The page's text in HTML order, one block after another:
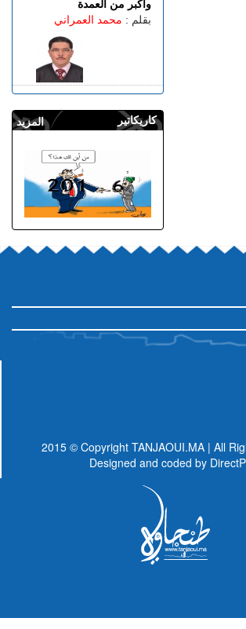
وأكبر من العمدة
بقلم : محمد العمراني
المزيد كاريكاتير
2015 © Copyright TANJAOUI.MA | All
Designed and coded by